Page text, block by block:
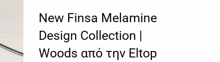
New Finsa Melamine
Design Collection |
Woods από την Eltop